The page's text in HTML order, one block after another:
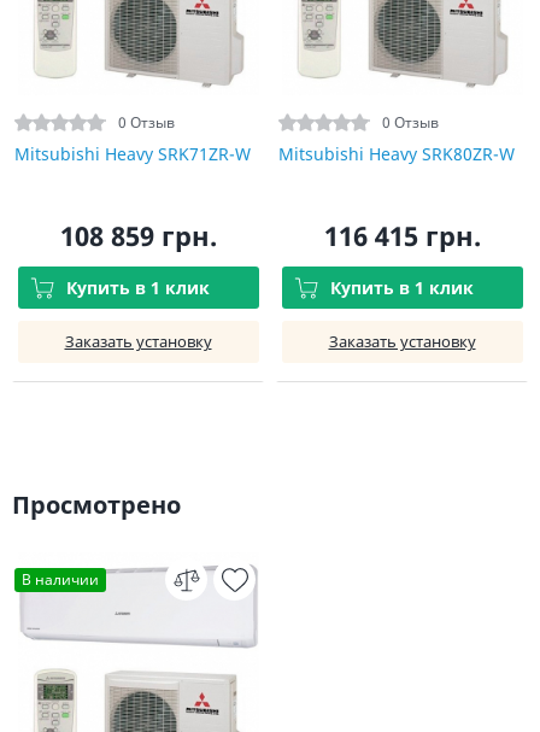
0 Отзыв
Mitsubishi Heavy SRK71ZR-W
108 859 грн.
Купить в 1 клик
Заказать установку
0 Отзыв
Mitsubishi Heavy SRK80ZR-W
116 415 грн.
Купить в 1 клик
Заказать установку
Просмотрено
В наличии